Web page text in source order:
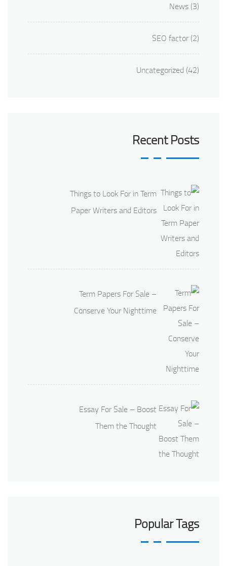
News(3)
SEO factor(2)
Uncategorized (42)
Recent Posts
Things to Look For in Term
Paper Writers and Editors
Term Papers For Sale –
Conserve Your Nighttime
Essay For Sale – Boost
Them the Thought
Popular Tags